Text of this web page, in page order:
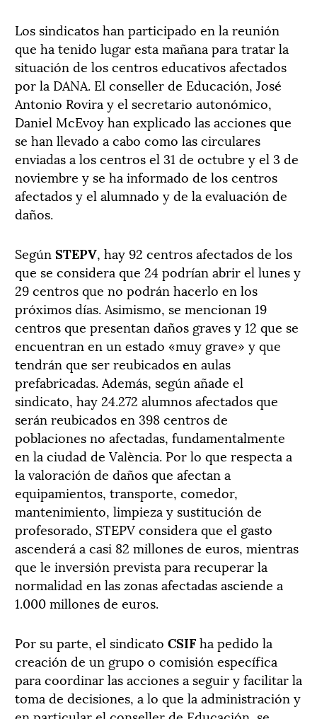
Los sindicatos han participado en la reunión
que ha tenido lugar esta mañana para tratar la
situación de los centros educativos afectados
por la DANA. El conseller de Educación, José
Antonio Rovira y el secretario autonómico,
Daniel McEvoy han explicado las acciones que
se han llevado a cabo como las circulares
enviadas a los centros el 31 de octubre y el 3 de
noviembre y se ha informado de los centros
afectados y el alumnado y de la evaluación de
daños.
Según STEPV, hay 92 centros afectados de los
que se considera que 24 podrían abrir el lunes y
29 centros que no podrán hacerlo en los
próximos días. Asimismo, se mencionan 19
centros que presentan daños graves y 12 que se
encuentran en un estado «muy grave» y que
tendrán que ser reubicados en aulas
prefabricadas. Además, según añade el
sindicato, hay 24.272 alumnos afectados que
serán reubicados en 398 centros de
poblaciones no afectadas, fundamentalmente
en la ciudad de València. Por lo que respecta a
la valoración de daños que afectan a
equipamientos, transporte, comedor,
mantenimiento, limpieza y sustitución de
profesorado, STEPV considera que el gasto
ascenderá a casi 82 millones de euros, mientras
que le inversión prevista para recuperar la
normalidad en las zonas afectadas asciende a
1.000 millones de euros.
Por su parte, el sindicato CSIFha pedido la
creación de un grupo o comisión específica
para coordinar las acciones a seguir y facilitar la
toma de decisiones, a lo que la administración y